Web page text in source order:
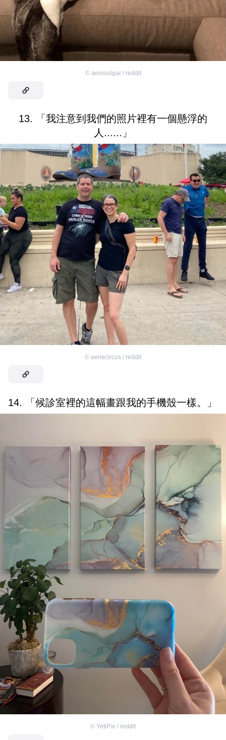
© aerosolgar / reddit
13. 「我注意到我們的照片裡有一個懸浮的
人......」
© aeriecircus / reddit
14. 「候診室裡的這幅畫跟我的手機殼一樣。」
© YetiPie / reddit